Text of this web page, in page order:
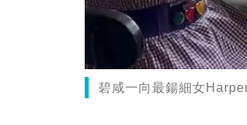
碧咸一向最鍚細女